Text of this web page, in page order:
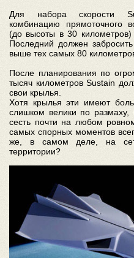
Для набора скорости
комбинацию прямоточного
(до высоты в 30 километров)
Последний должен
выше тех самых 80
После планирования по
тысяч километров Sustain
свои крылья.
Хотя крылья эти имеют
слишком велики по
сесть почти на любом
самых спорных моментов
же, в самом деле, на
территории?